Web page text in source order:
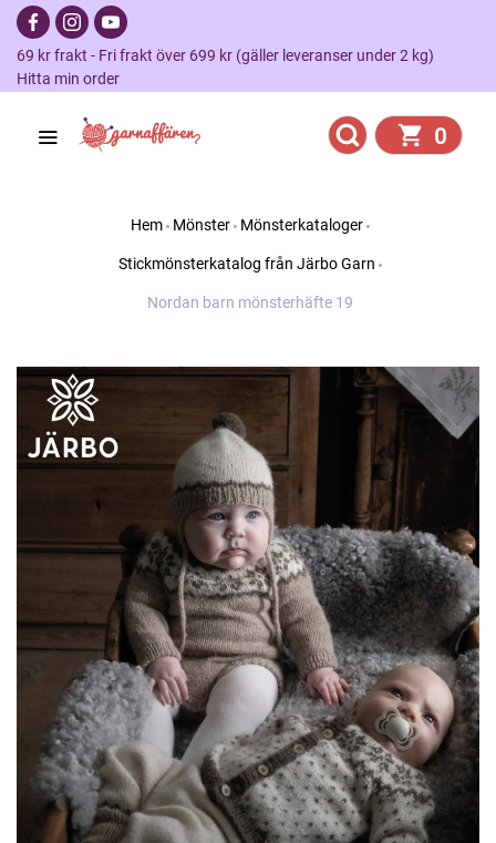
69 kr frakt - Fri frakt över 699 kr (gäller leveranser under 2 kg)
Hitta min order
0
Hem Mönster Mönsterkataloger
Stickmönsterkatalog från Järbo Garn
Nordan barn mönsterhäfte 19